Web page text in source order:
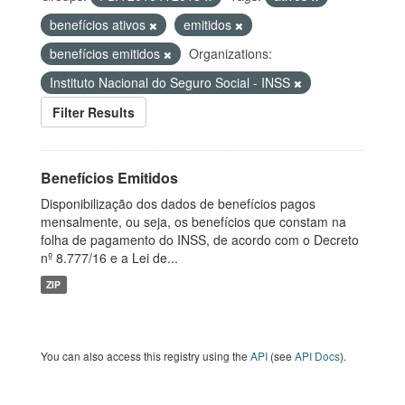
benefícios ativos
emitidos
benefícios emitidos
Organizations:
Instituto Nacional do Seguro Social - INSS
Filter Results
Benefícios Emitidos
Disponibilização dos dados de benefícios pagos
mensalmente, ou seja, os benefícios que constam na
folha de pagamento do INSS, de acordo com o Decreto
nº 8.777/16 e a Lei de...
ZIP
You can also access this registry using the API (see API Docs).